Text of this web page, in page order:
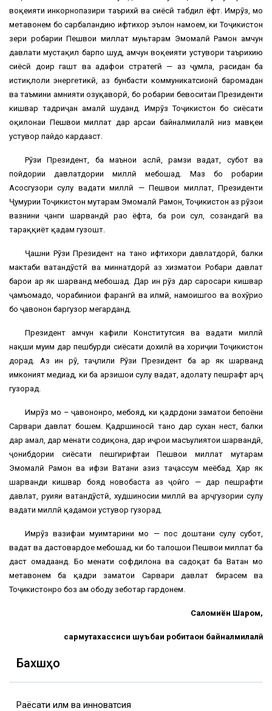
воқеияти инкорнопазири таърихӣ ва сиёсӣ табдил ёфт. Имрӯз, мо
метавонем бо сарбаландию ифтихор эълон намоем, ки Тоҷикистон
зери роҳбарии Пешвои миллат муњтарам Эмомалӣ Раҳмон ҳамчун
давлати мустақил барпо шуд, ҳамчун воқеияти устувори таърихию
сиёсӣ доир гашт ва ҳадафҳои стратегӣ — аз ҷумла, расидан ба
истиқлоли энергетикӣ, аз бунбасти коммуникатсионӣ баромадан
ва таъмини амнияти озуқаворӣ, бо роҳбарии бевоситаи Президенти
кишвар тадриҷан амалӣ шуданд. Имрӯз Тоҷикистон бо сиёсати
оқилонаи Пешвои миллат дар арсаи байналмилалӣ низ мавқеи
устувор пайдо кардааст.
Рӯзи Президент, ба маънои аслӣ, рамзи ваҳдат, субот ва
пойдории давлатдории миллӣ мебошад. Маҳз бо роҳбарии
Асосгузори сулҳу ваҳдати миллӣ — Пешвои миллат, Президенти
Ҷумҳурии Тоҷикистон муҳтарам Эмомалӣ Раҳмон, Тоҷикистон аз рӯзҳои
вазнини ҷанги шаҳрвандӣ раҳо ёфта, ба роҳи сулҳ, созандагӣ ва
тараққиёт қадам гузошт.
Ҷашни Рӯзи Президент на танҳо ифтихори давлатдорӣ, балки
мактаби ватандӯстӣ ва миннатдорӣ аз хизматҳои Роҳбари давлат
барои ҳар як шаҳрванд мебошад. Дар ин рӯз дар саросари кишвар
ҷамъомадҳо, чорабиниҳои фарҳангӣ ва илмӣ, намоишгоҳҳо ва вохӯриҳо
бо ҷавонон баргузор мегарданд.
Президент ҳамчун кафили Конститутсия ва ваҳдати миллӣ
нақши муҳим дар пешбурди сиёсати дохилӣ ва хориҷии Тоҷикистон
дорад. Аз ин рӯ, таҷлили Рӯзи Президент ба ҳар як шаҳрванд
имконият медиҳад, ки ба арзишҳои сулҳу ваҳдат, адолату пешрафт арҷ
гузорад.
Имрӯз мо – ҷавононро, мебояд, ки қадрдони заҳматҳои бепоёни
Сарвари давлат бошем. Қадршиносӣ танҳо дар сухан нест, балки
дар амал, дар меҳнати содиқона, дар иҷрои масъулиятҳои шаҳрвандӣ,
ҷонибдории сиёсати пешгирифтаи Пешвои миллат муҳтарам
Эмомалӣ Раҳмон ва ҳифзи Ватани азиз таҷассум меёбад. Ҳар як
шаҳрванди кишвар бояд новобаста аз ҷойгоҳ — дар пешрафти
давлат, руҳияи ватандӯстӣ, худшиносии миллӣ ва арҷгузории сулҳу
ваҳдати миллӣ қадамҳои устувор гузорад.
Имрӯз вазифаи муҳимтарини мо — пос доштани сулҳу субот,
ваҳдат ва дастовардҳое мебошад, ки бо талошҳои Пешвои миллат ба
даст омадаанд. Бо меҳнати софдилона ва садоқат ба Ватан мо
метавонем ба қадри заҳматҳои Сарвари давлат бирасем ва
Тоҷикистонро боз ҳам ободу зеботар гардонем.
Саломиён Шаҳром,
сармутахассиси шуъбаи робитаҳои байналмилалӣ
Бахшҳо
Раёсати илм ва инноватсия